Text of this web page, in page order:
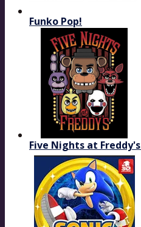
Funko Pop!
Five Nights at